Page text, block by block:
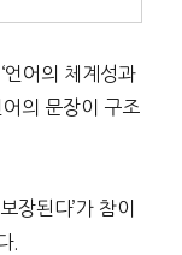
언어의 체계성과
어의 문장이 구조
장된다’가 참이
.